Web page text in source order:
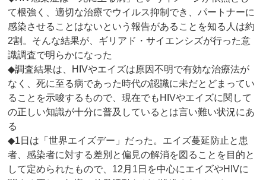
て根強く、適切な治療でウイルス抑制でき、パートナーに
感染させることはないという報告があることを知る人は約
2割。そんな結果が、ギリアド・サイエンシズが行った意
識調査で明らかになった
◆調査結果は、HIVやエイズは原因不明で有効な治療法が
なく、死に至る病であった時代の認識に未だとどまってい
ることを示唆するもので、現在でもHIVやエイズに関して
の正しい知識が十分に普及しているとは言い難い状況にあ
る
◆1日は「世界エイズデー」だった。エイズ蔓延防止と患
者、感染者に対する差別と偏見の解消を図ることを目的と
して定められたもので、12月1日を中心にエイズやHIVに